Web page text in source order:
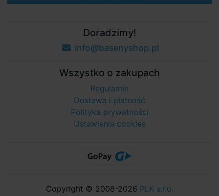
Doradzimy!
info@basenyshop.pl
Wszystko o zakupach
Regulamin
Dostawa i płatność
Polityka prywatności
Ustawienia cookies
Copyright © 2008-2026 PLK s.r.o.